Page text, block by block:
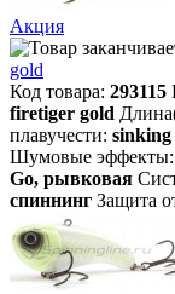
Акция
gold
Код товара: 293115
firetiger gold
плавучести: sinking
Шумовые эффекты:
Go, рывковая
спиннинг Защита